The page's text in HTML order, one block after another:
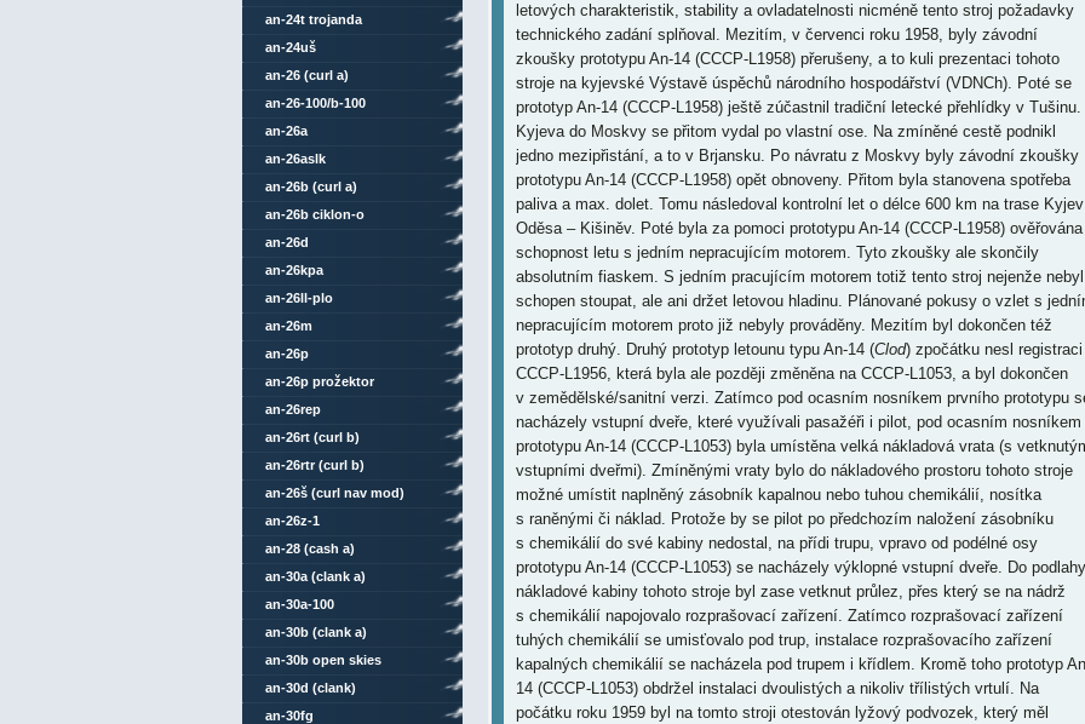
letových charakteristik, stability a ovladatelnosti nicméně tento stroj požadavky
technického zadání splňoval. Mezitím, v červenci roku 1958, byly závodní
zkoušky prototypu An-14 (CCCP-L1958) přerušeny, a to kuli prezentaci tohoto
stroje na kyjevské Výstavě úspěchů národního hospodářství (VDNCh). Poté se
prototyp An-14 (CCCP-L1958) ještě zúčastnil tradiční letecké přehlídky v Tušinu.
Kyjeva do Moskvy se přitom vydal po vlastní ose. Na zmíněné cestě podnikl
jedno mezipřistání, a to v Brjansku. Po návratu z Moskvy byly závodní zkoušky
prototypu An-14 (CCCP-L1958) opět obnoveny. Přitom byla stanovena spotřeba
paliva a max. dolet. Tomu následoval kontrolní let o délce 600 km na trase
Oděsa – Kišiněv. Poté byla za pomoci prototypu An-14 (CCCP-L1958) ověřována
schopnost letu s jedním nepracujícím motorem. Tyto zkoušky ale skončily
absolutním fiaskem. S jedním pracujícím motorem totiž tento stroj nejenže nebyl
schopen stoupat, ale ani držet letovou hladinu. Plánované pokusy o vzlet s
nepracujícím motorem proto již nebyly prováděny. Mezitím byl dokončen též
prototyp druhý. Druhý prototyp letounu typu An-14 (Clod) zpočátku nesl registraci
CCCP-L1956, která byla ale později změněna na CCCP-L1053, a byl dokončen
v zemědělské/sanitní verzi. Zatímco pod ocasním nosníkem prvního prototypu
nacházely vstupní dveře, které využívali pasažéři i pilot, pod ocasním nosníkem
prototypu An-14 (CCCP-L1053) byla umístěna velká nákladová vrata (s
vstupními dveřmi). Zmíněnými vraty bylo do nákladového prostoru tohoto stroje
možné umístit naplněný zásobník kapalnou nebo tuhou chemikálií, nosítka
s raněnými či náklad. Protože by se pilot po předchozím naložení zásobníku
s chemikálií do své kabiny nedostal, na přídi trupu, vpravo od podélné osy
prototypu An-14 (CCCP-L1053) se nacházely výklopné vstupní dveře. Do podlahy
nákladové kabiny tohoto stroje byl zase vetknut průlez, přes který se na nádrž
s chemikálií napojovalo rozprašovací zařízení. Zatímco rozprašovací zařízení
tuhých chemikálií se umisťovalo pod trup, instalace rozprašovacího zařízení
kapalných chemikálií se nacházela pod trupem i křídlem. Kromě toho prototyp
14 (CCCP-L1053) obdržel instalaci dvoulistých a nikoliv třílistých vrtulí. Na
počátku roku 1959 byl na tomto stroji otestován lyžový podvozek, který měl
an-24t trojanda
an-24uš
an-26 (curl a)
an-26-100/b-100
an-26a
an-26aslk
an-26b (curl a)
an-26b ciklon-o
an-26d
an-26kpa
an-26ll-plo
an-26m
an-26p
an-26p prožektor
an-26rep
an-26rt (curl b)
an-26rtr (curl b)
an-26š (curl nav mod)
an-26z-1
an-28 (cash a)
an-30a (clank a)
an-30a-100
an-30b (clank a)
an-30b open skies
an-30d (clank)
an-30fg